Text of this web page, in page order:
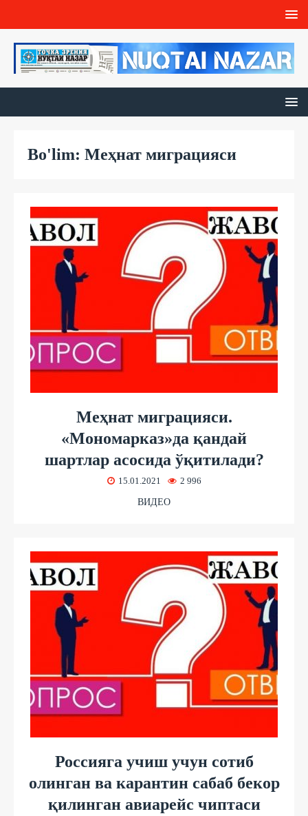
Bo'lim: Меҳнат миграцияси
Меҳнат миграцияси.
«Мономарказ»да қандай
шартлар асосида ўқитилади?
15.01.2021 2 996
ВИДЕО
Россияга учиш учун сотиб
олинган ва карантин сабаб бекор
қилинган авиарейс чиптаси